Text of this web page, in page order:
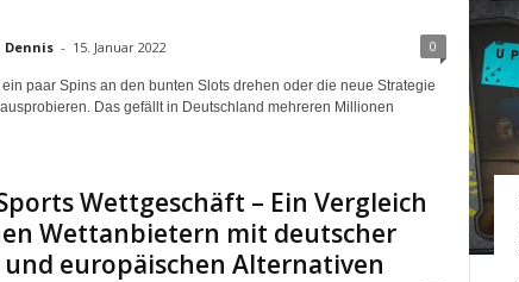
Dennis - 15. Januar 2022 0
paar Spins an den bunten Slots drehen oder die neue Strategie
Das gefällt in Deutschland mehreren Millionen
Wettgeschäft – Ein Vergleich
Wettanbietern mit deutscher
und europäischen Alternativen